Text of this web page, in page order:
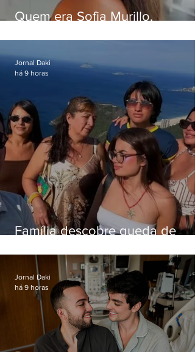
Quem era Sofia Murillo,
em queda de helicóptero no
Família descobre queda de
enquanto aguardava segundo
voo
Jornal Daki
há 9 horas
Jornal Daki
há 9 horas